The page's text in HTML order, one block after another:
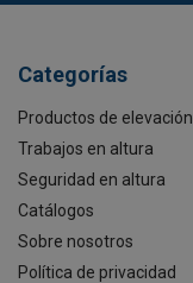
Categorías
Productos de elevación
Trabajos en altura
Seguridad en altura
Catálogos
Sobre nosotros
Política de privacidad